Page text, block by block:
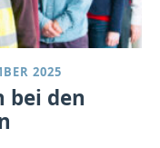
2025
bei den